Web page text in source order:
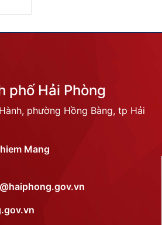
phố Hải Phòng
phường Hồng Bàng, tp Hải